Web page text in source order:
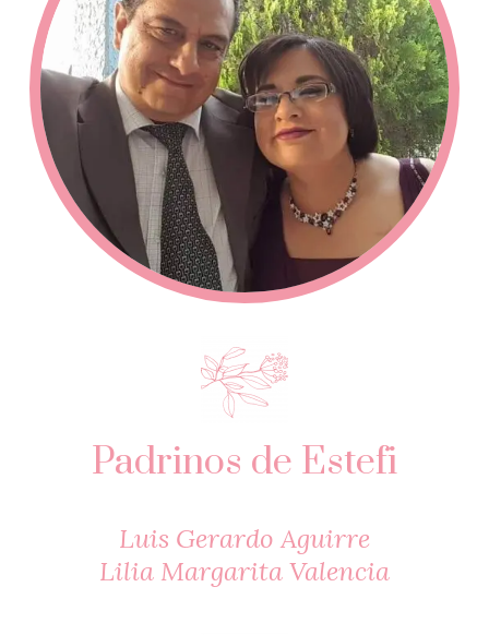
Padrinos de Estefi
Luis Gerardo Aguirre
Lilia Margarita Valencia